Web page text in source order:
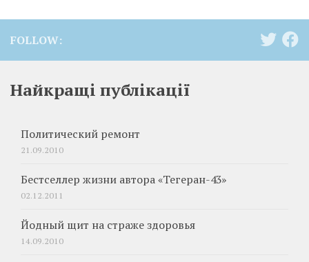
FOLLOW:
Найкращі публікації
Политический ремонт
21.09.2010
Бестселлер жизни автора «Тегеран-43»
02.12.2011
Йодный щит на страже здоровья
14.09.2010